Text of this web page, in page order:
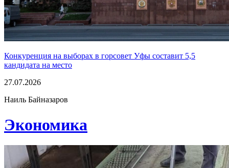
Конкуренция на выборах в горсовет Уфы составит 5,5
кандидата на место
27.07.2026
Наиль Байназаров
Экономика